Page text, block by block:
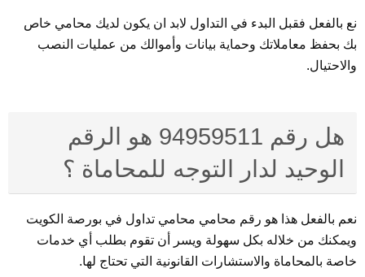
نع بالفعل فقبل البدء في التداول لابد ان يكون لديك محامي خاص
بك بحفظ معاملاتك وحماية بيانات وأموالك من عمليات النصب
والاحتيال.
هل رقم 94959511 هو الرقم
الوحيد لدار التوجه للمحاماة ؟
نعم بالفعل هذا هو رقم محامي محامي تداول في بورصة الكويت
ويمكنك من خلاله بكل سهولة ويسر أن تقوم بطلب أي خدمات
خاصة بالمحاماة والاستشارات القانونية التي تحتاج لها.